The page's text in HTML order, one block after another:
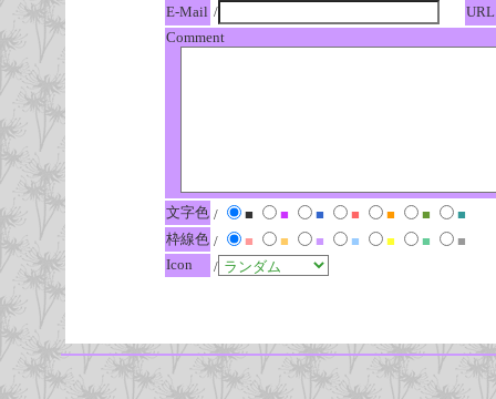
E-Mail /
URL
Comment
文字色 / ■ ■ ■ ■ ■ ■
■
枠線色 / ■ ■ ■ ■ ■ ■
■
Icon
/